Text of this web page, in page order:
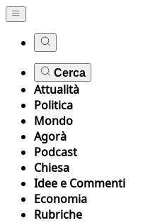
Cerca
Attualità
Politica
Mondo
Agorà
Podcast
Chiesa
Idee e Commenti
Economia
Rubriche